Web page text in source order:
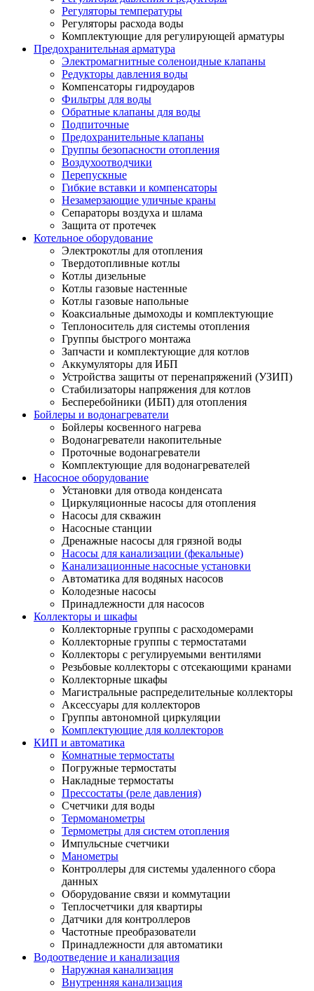
Регуляторы температуры
Регуляторы расхода воды
Комплектующие для регулирующей арматуры
Предохранительная арматура
Электромагнитные соленоидные клапаны
Редукторы давления воды
Компенсаторы гидроударов
Фильтры для воды
Обратные клапаны для воды
Подпиточные
Предохранительные клапаны
Группы безопасности отопления
Воздухоотводчики
Перепускные
Гибкие вставки и компенсаторы
Незамерзающие уличные краны
Сепараторы воздуха и шлама
Защита от протечек
Котельное оборудование
Электрокотлы для отопления
Твердотопливные котлы
Котлы дизельные
Котлы газовые настенные
Котлы газовые напольные
Коаксиальные дымоходы и комплектующие
Теплоноситель для системы отопления
Группы быстрого монтажа
Запчасти и комплектующие для котлов
Аккумуляторы для ИБП
Устройства защиты от перенапряжений (УЗИП)
Стабилизаторы напряжения для котлов
Бесперебойники (ИБП) для отопления
Бойлеры и водонагреватели
Бойлеры косвенного нагрева
Водонагреватели накопительные
Проточные водонагреватели
Комплектующие для водонагревателей
Насосное оборудование
Установки для отвода конденсата
Циркуляционные насосы для отопления
Насосы для скважин
Насосные станции
Дренажные насосы для грязной воды
Насосы для канализации (фекальные)
Канализационные насосные установки
Автоматика для водяных насосов
Колодезные насосы
Принадлежности для насосов
Коллекторы и шкафы
Коллекторные группы с расходомерами
Коллекторные группы с термостатами
Коллекторы с регулируемыми вентилями
Резьбовые коллекторы с отсекающими кранами
Коллекторные шкафы
Магистральные распределительные коллекторы
Аксессуары для коллекторов
Группы автономной циркуляции
Комплектующие для коллекторов
КИП и автоматика
Комнатные термостаты
Погружные термостаты
Накладные термостаты
Прессостаты (реле давления)
Счетчики для воды
Термоманометры
Термометры для систем отопления
Импульсные счетчики
Манометры
Контроллеры для системы удаленного сбора
данных
Оборудование связи и коммутации
Теплосчетчики для квартиры
Датчики для контроллеров
Частотные преобразователи
Принадлежности для автоматики
Водоотведение и канализация
Наружная канализация
Внутренняя канализация